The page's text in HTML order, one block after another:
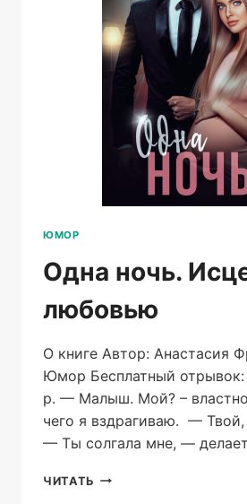
ЮМОР
Одна ночь.
любовью
О книге Автор: Анастасия
Юмор Бесплатный отрывок:
р. — Малыш. Мой? –
чего я вздрагиваю. —
— Ты солгала мне, —
ЧИТАТЬ ОДНА